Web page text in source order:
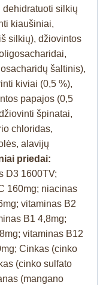
silkių
kiaušiniai,
silkių), džiovintos
šaltinis),
kiviai (0,5 %),
papajos (0,5
špinatai,
chloridas,
alavijų
priedai:
D3 1600TV;
160mg; niacinas
vitaminas B2
B1 4,8mg;
vitaminas B12
Cinkas (cinko
(cinko sulfato
(mangano